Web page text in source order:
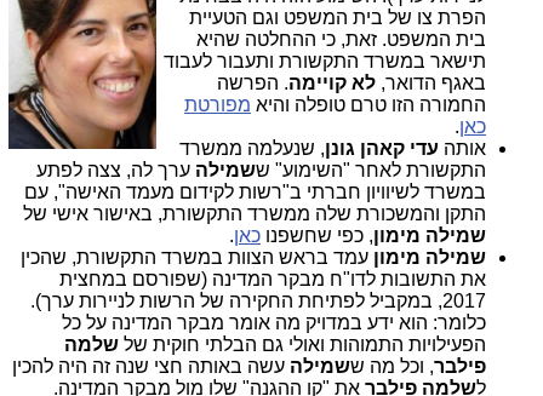
הפרת צו של בית המשפט וגם הטעיית
בית המשפט. זאת, כי ההחלטה שהיא
תישאר במשרד התקשורת ותעבור לעבוד
באגף הדואר, לא קויימה. הפרשה
החמורה הזו טרם טופלה והיא מפורטת
כאן.
אותה עדי קאהן גונן, שנעלמה ממשרד
התקשורת לאחר "השימוע" ששמילה ערך לה, צצה לפתע
במשרד לשיוויון חברתי ב"רשות לקידום מעמד האישה", עם
התקן והמשכורת שלה ממשרד התקשורת, באישור אישי של
שמילה מימון, כפי שחשפנו כאן.
שמילה מימון עמד בראש הצוות במשרד התקשורת, שהכין
את התשובות לדו"ח מבקר המדינה (שפורסם במחצית
2017, במקביל לפתיחת החקירה של הרשות לניירות ערך).
כלומר: הוא ידע במדויק מה אומר מבקר המדינה על כל
הפעילויות התמוהות ואולי גם הבלתי חוקית של שלמה
פילבר, וכל מה ששמילה עשה באותה חצי שנה זה היה להכין
לשלמה פילבר את "קו ההגנה" שלו מול מבקר המדינה.